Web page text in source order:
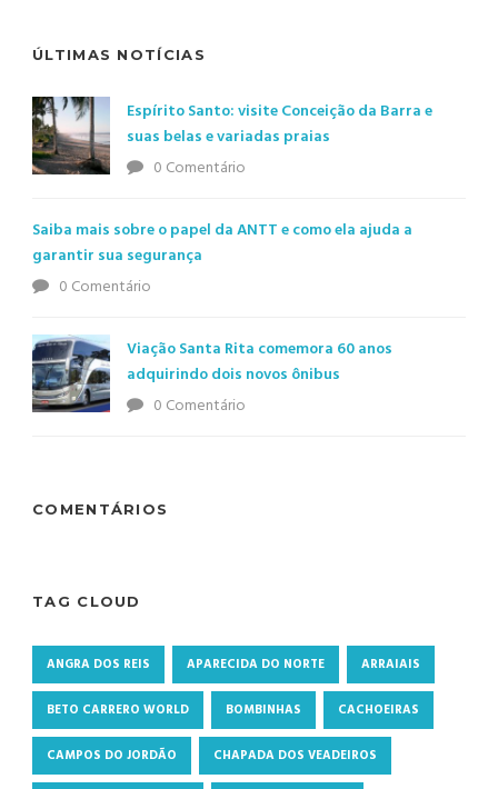
ÚLTIMAS NOTÍCIAS
Espírito Santo: visite Conceição da Barra e
suas belas e variadas praias
0 Comentário
Saiba mais sobre o papel da ANTT e como ela ajuda a
garantir sua segurança
0 Comentário
Viação Santa Rita comemora 60 anos
adquirindo dois novos ônibus
0 Comentário
COMENTÁRIOS
TAG CLOUD
ANGRA DOS REIS APARECIDA DO NORTE ARRAIAIS
BETO CARRERO WORLD BOMBINHAS CACHOEIRAS
CAMPOS DO JORDÃO CHAPADA DOS VEADEIROS